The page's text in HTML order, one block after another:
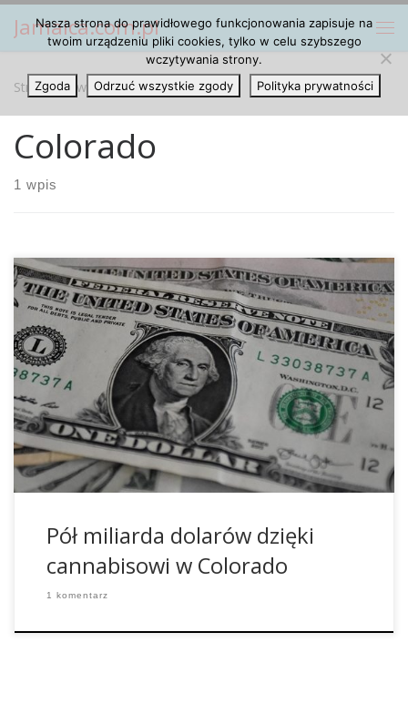
Przejdź do treści
Jamaica.com.pl
Strona główna » Colorado
Colorado
1 wpis
Wraz z legalizacją cannabisu do celów rekreacyjnych w
Colorado otworzono dotychczas niedostępny rynek, który
wpłukuje do kas tego stanu nieproporcjonalnie dużo
pieniędzy z podatków. Od 1 stycznia 2017 roku legalny
handel produktami konopnymi generuje oprócz najaranych
obywateli także mnóstwo miejsc pracy oraz sporo dolarów,
które są przeznaczane na sensowne projekty. […]
Pół miliarda dolarów dzięki
cannabisowi w Colorado
1 komentarz
Nasza strona do prawidłowego funkcjonowania zapisuje na
twoim urządzeniu pliki cookies, tylko w celu szybszego
wczytywania strony.
Zgoda
Odrzuć wszystkie zgody Polityka prywatności